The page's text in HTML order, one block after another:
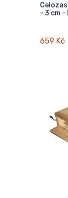
- 3 cm -
659 Kč